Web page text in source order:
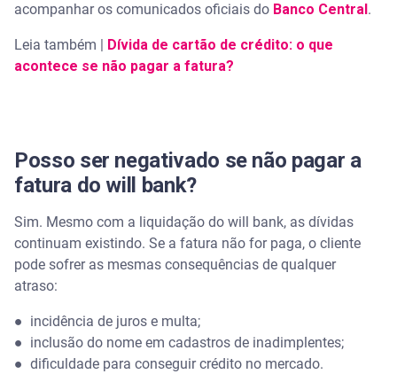
acompanhar os comunicados oficiais do Banco Central .
Leia também |
Dívida de cartão de crédito: o que
acontece se não pagar a fatura?
Posso ser negativado se não pagar a
fatura do will bank?
Sim. Mesmo com a liquidação do will bank, as dívidas
continuam existindo. Se a fatura não for paga, o cliente
pode sofrer as mesmas consequências de qualquer
atraso:
● incidência de juros e multa;
● inclusão do nome em cadastros de inadimplentes;
● dificuldade para conseguir crédito no mercado.